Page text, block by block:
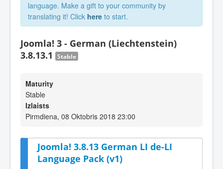
language. Make a gift to your community by
translating it! Click here to start.
Joomla! 3 - German (Liechtenstein)
3.8.13.1
Stable
Maturity
Stable
Izlaists
Pirmdiena, 08 Oktobris 2018 23:00
Joomla! 3.8.13 German LI de-LI
Language Pack (v1)